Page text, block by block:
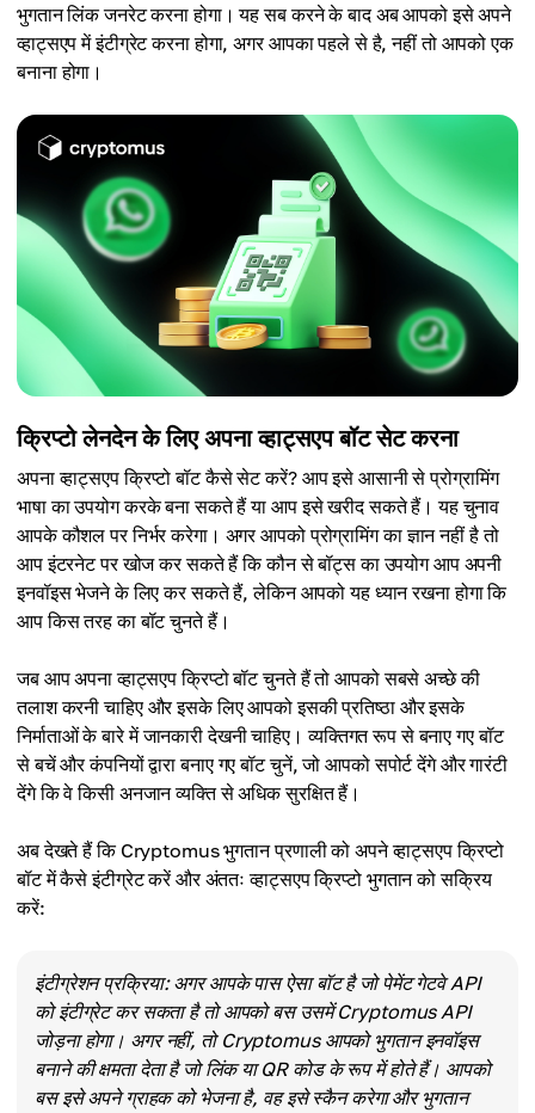
भुगतान लिंक जनरेट करना होगा। यह सब करने के बाद अब आपको इसे अपने
व्हाट्सएप में इंटीग्रेट करना होगा, अगर आपका पहले से है, नहीं तो आपको एक
बनाना होगा।
क्रिप्टो लेनदेन के लिए अपना व्हाट्सएप बॉट सेट करना
अपना व्हाट्सएप क्रिप्टो बॉट कैसे सेट करें? आप इसे आसानी से प्रोग्रामिंग
भाषा का उपयोग करके बना सकते हैं या आप इसे खरीद सकते हैं। यह चुनाव
आपके कौशल पर निर्भर करेगा। अगर आपको प्रोग्रामिंग का ज्ञान नहीं है तो
आप इंटरनेट पर खोज कर सकते हैं कि कौन से बॉट्स का उपयोग आप अपनी
इनवॉइस भेजने के लिए कर सकते हैं, लेकिन आपको यह ध्यान रखना होगा कि
आप किस तरह का बॉट चुनते हैं।
जब आप अपना व्हाट्सएप क्रिप्टो बॉट चुनते हैं तो आपको सबसे अच्छे की
तलाश करनी चाहिए और इसके लिए आपको इसकी प्रतिष्ठा और इसके
निर्माताओं के बारे में जानकारी देखनी चाहिए। व्यक्तिगत रूप से बनाए गए बॉट
से बचें और कंपनियों द्वारा बनाए गए बॉट चुनें, जो आपको सपोर्ट देंगे और गारंटी
देंगे कि वे किसी अनजान व्यक्ति से अधिक सुरक्षित हैं।
अब देखते हैं कि Cryptomus भुगतान प्रणाली को अपने व्हाट्सएप क्रिप्टो
बॉट में कैसे इंटीग्रेट करें और अंततः व्हाट्सएप क्रिप्टो भुगतान को सक्रिय
करें:
इंटीग्रेशन प्रक्रिया: अगर आपके पास ऐसा बॉट है जो पेमेंट गेटवे API
को इंटीग्रेट कर सकता है तो आपको बस उसमें Cryptomus API
जोड़ना होगा। अगर नहीं, तो Cryptomus आपको भुगतान इनवॉइस
बनाने की क्षमता देता है जो लिंक या QR कोड के रूप में होते हैं। आपको
बस इसे अपने ग्राहक को भेजना है, वह इसे स्कैन करेगा और भुगतान